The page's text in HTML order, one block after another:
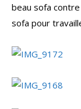
beau sofa contre
sofa pour